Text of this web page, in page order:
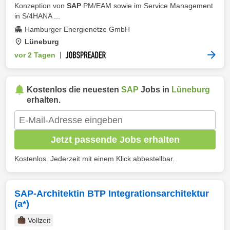
Konzeption von SAP PM/EAM sowie im Service Management
in S/4HANA ...
Hamburger Energienetze GmbH
Lüneburg
vor 2 Tagen
Kostenlos die neuesten SAP Jobs in Lüneburg
erhalten.
Jetzt passende Jobs erhalten
Kostenlos. Jederzeit mit einem Klick abbestellbar.
SAP-Architektin BTP Integrationsarchitektur
(a*)
Vollzeit